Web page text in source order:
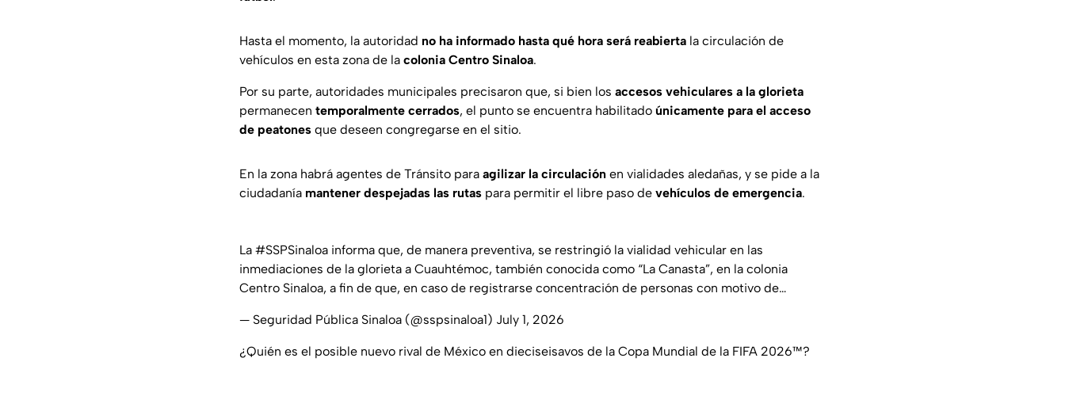
Hasta el momento, la autoridad no ha informado hasta qué hora será reabierta la circulación de
vehículos en esta zona de la colonia Centro Sinaloa.
Por su parte, autoridades municipales precisaron que, si bien los accesos vehiculares a la glorieta
permanecen temporalmente cerrados, el punto se encuentra habilitado únicamente para el acceso
de peatones que deseen congregarse en el sitio.
En la zona habrá agentes de Tránsito para agilizar la circulación en vialidades aledañas, y se pide a la
ciudadanía mantener despejadas las rutas para permitir el libre paso de vehículos de emergencia.
La #SSPSinaloa informa que, de manera preventiva, se restringió la vialidad vehicular en las
inmediaciones de la glorieta a Cuauhtémoc, también conocida como “La Canasta”, en la colonia
Centro Sinaloa, a fin de que, en caso de registrarse concentración de personas con motivo de…
— Seguridad Pública Sinaloa (@sspsinaloa1) July 1, 2026
¿Quién es el posible nuevo rival de México en dieciseisavos de la Copa Mundial de la FIFA 2026™?